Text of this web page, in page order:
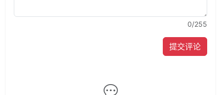
0/255
提交评论